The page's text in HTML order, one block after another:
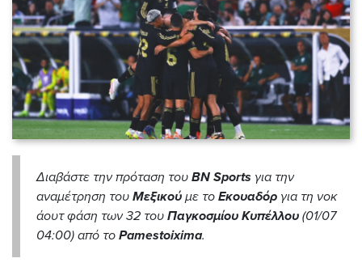
Διαβάστε την πρόταση του BN Sports για την
αναμέτρηση του Μεξικού με το Εκουαδόρ για τη νοκ
άουτ φάση των 32 του Παγκοσμίου Κυπέλλου (01/07
04:00) από το Pamestoixima.